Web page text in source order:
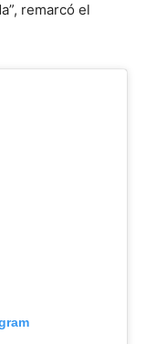
remarcó el